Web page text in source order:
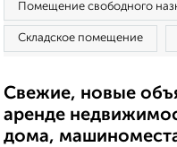
Помещение свободного
Складское помещение
Свежие, новые
аренде
дома,